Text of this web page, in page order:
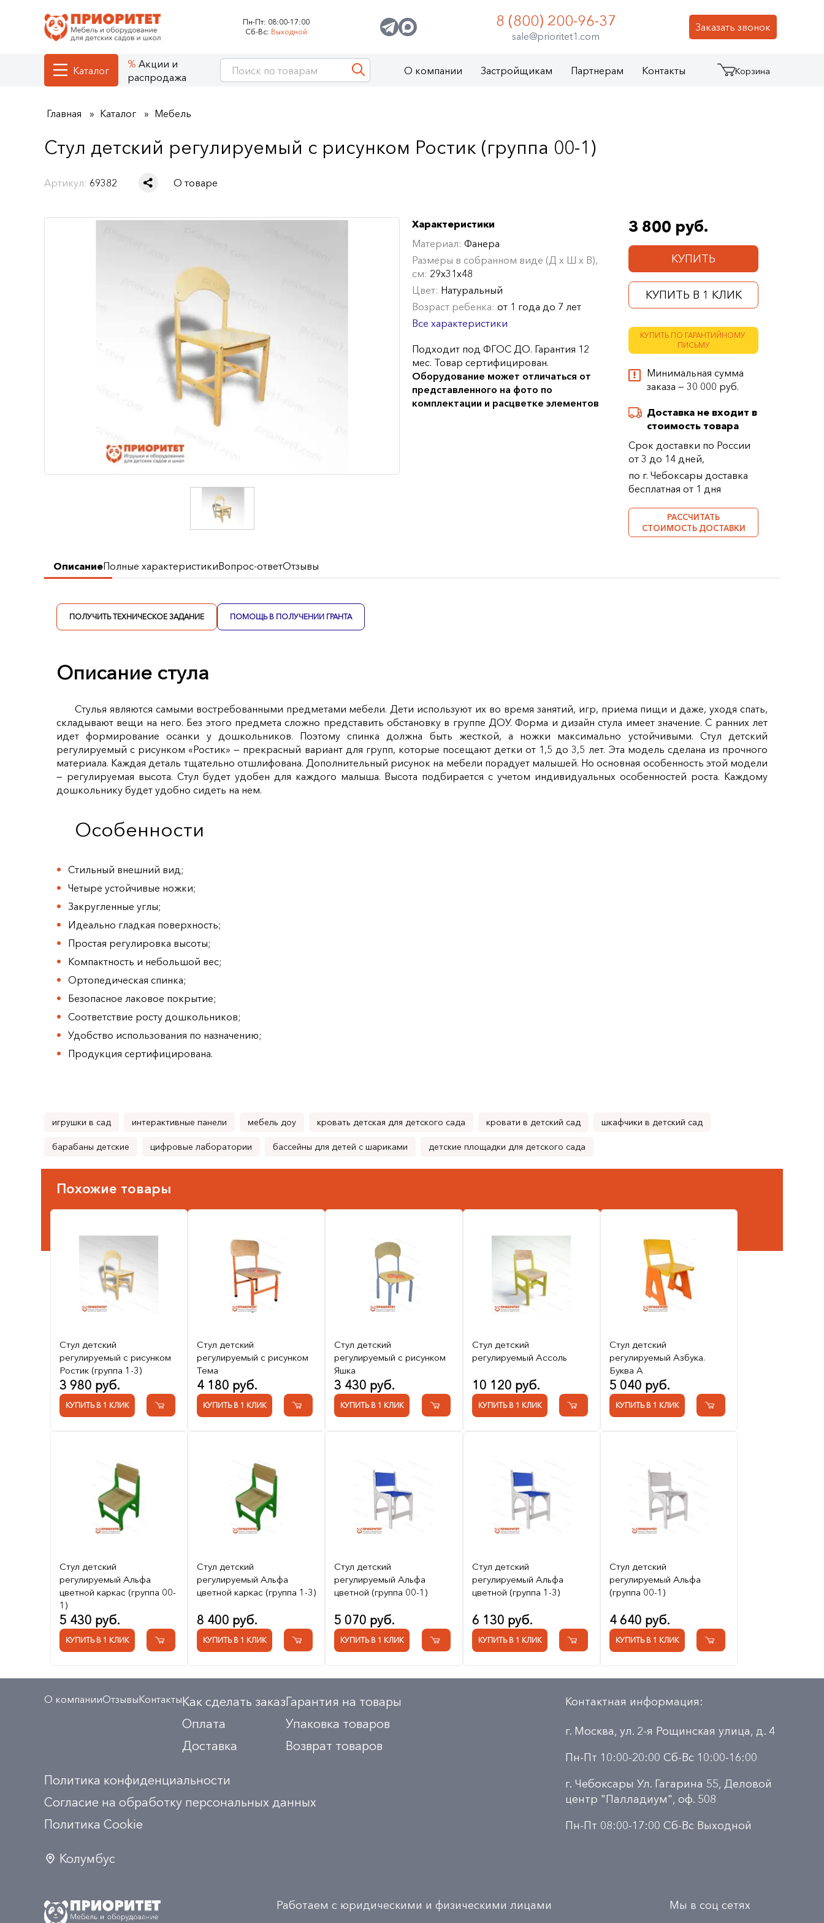
Пн-Пт: 08:00-17:00
Сб-Вс: Выходной Заказать звонок
8 (800) 200-96-37
sale@prioritet1.com
Каталог
Акции и
распродажа
О компании Застройщикам Партнерам Контакты Корзина
Главная Каталог Мебель
Стул детский регулируемый с рисунком Ростик (группа 00-1)
Артикул: 69382 О товаре
3 800 руб.
КУПИТЬ
КУПИТЬ В 1 КЛИК
КУПИТЬ ПО ГАРАНТИЙНОМУ
ПИСЬМУ
Минимальная сумма
заказа — 30 000 руб.
Доставка не входит в
стоимость товара
Срок доставки по России
от 3 до 14 дней,
по г. Чебоксары доставка
бесплатная от 1 дня
РАССЧИТАТЬ
СТОИМОСТЬ ДОСТАВКИ
Характеристики
Материал: Фанера
Размеры в собранном виде (Д х Ш х В),
см: 29х31х48
Цвет: Натуральный
Возраст ребенка: от 1 года до 7 лет
Все характеристики
Подходит под ФГОС ДО. Гарантия 12
мес. Товар сертифицирован.
Оборудование может отличаться от
представленного на фото по
комплектации и расцветке элементов
ОписаниеПолные характеристикиВопрос-ответОтзывы
ПОЛУЧИТЬ ТЕХНИЧЕСКОЕ ЗАДАНИЕ ПОМОЩЬ В ПОЛУЧЕНИИ ГРАНТА
Описание стула
Стулья являются самыми востребованными предметами мебели. Дети используют их во время занятий, игр, приема пищи и даже, уходя спать,
складывают вещи на него. Без этого предмета сложно представить обстановку в группе ДОУ. Форма и дизайн стула имеет значение. С ранних лет
идет формирование осанки у дошкольников. Поэтому спинка должна быть жесткой, а ножки максимально устойчивыми. Стул детский
регулируемый с рисунком «Ростик» — прекрасный вариант для групп, которые посещают детки от 1,5 до 3,5 лет. Эта модель сделана из прочного
материала. Каждая деталь тщательно отшлифована. Дополнительный рисунок на мебели порадует малышей. Но основная особенность этой модели
— регулируемая высота. Стул будет удобен для каждого малыша. Высота подбирается с учетом индивидуальных особенностей роста. Каждому
дошкольнику будет удобно сидеть на нем.
Особенности
Стильный внешний вид;
Четыре устойчивые ножки;
Закругленные углы;
Идеально гладкая поверхность;
Простая регулировка высоты;
Компактность и небольшой вес;
Ортопедическая спинка;
Безопасное лаковое покрытие;
Соответствие росту дошкольников;
Удобство использования по назначению;
Продукция сертифицирована.
игрушки в сад интерактивные панели мебель доу кровать детская для детского сада кровати в детский сад шкафчики в детский сад
барабаны детские цифровые лаборатории бассейны для детей с шариками детские площадки для детского сада
Похожие товары
Стул детский
регулируемый с рисунком
Ростик (группа 1-3)
3 980 руб.
КУПИТЬ В 1 КЛИК
Стул детский
регулируемый с рисунком
Тема
4 180 руб.
КУПИТЬ В 1 КЛИК
Стул детский
регулируемый с рисунком
Яшка
3 430 руб.
КУПИТЬ В 1 КЛИК
Стул детский
регулируемый Ассоль
10 120 руб.
КУПИТЬ В 1 КЛИК
Стул детский
регулируемый Азбука.
Буква А
5 040 руб.
КУПИТЬ В 1 КЛИК
Стул детский
регулируемый Альфа
цветной каркас (группа 00-
1)
5 430 руб.
КУПИТЬ В 1 КЛИК
Стул детский
регулируемый Альфа
цветной каркас (группа 1-3)
8 400 руб.
КУПИТЬ В 1 КЛИК
Стул детский
регулируемый Альфа
цветной (группа 00-1)
5 070 руб.
КУПИТЬ В 1 КЛИК
Стул детский
регулируемый Альфа
цветной (группа 1-3)
6 130 руб.
КУПИТЬ В 1 КЛИК
Стул детский
регулируемый Альфа
(группа 00-1)
4 640 руб.
КУПИТЬ В 1 КЛИК
О компанииОтзывыКонтактыКак сделать заказ
Оплата
Доставка
Гарантия на товары
Упаковка товаров
Возврат товаров
Политика конфиденциальности
Согласие на обработку персональных данных
Политика Сookie
Колумбус
Контактная информация:
г. Москва, ул. 2-я Рощинская улица, д. 4
Пн-Пт 10:00-20:00 Сб-Вс 10:00-16:00
г. Чебоксары Ул. Гагарина 55, Деловой
центр "Палладиум", оф. 508
Пн-Пт 08:00-17:00 Сб-Вс Выходной
Работаем с юридическими и физическими лицами Мы в соц сетях